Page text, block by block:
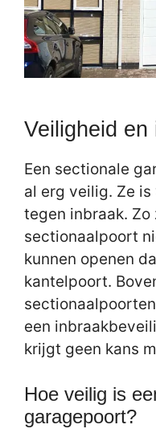
Veiligheid en
Een sectionale
al erg veilig. Ze
tegen inbraak. Zo
sectionaalpoort
kunnen openen
kantelpoort.
een
krijgt geen kans
Hoe veilig is
garagepoort?